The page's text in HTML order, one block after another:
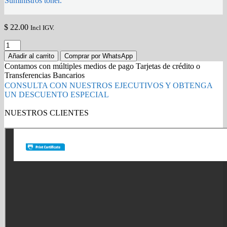
$ 22.00 Incl IGV.
Mantenimiento
EcoTank
L1210/L1250
1830528
1749772
Original
Añadir al carrito Comprar por WhatsApp
Contamos con múltiples medios de pago Tarjetas de crédito o
Transferencias Bancarios
CONSULTA CON NUESTROS EJECUTIVOS Y OBTENGA
UN DESCUENTO ESPECIAL
NUESTROS CLIENTES